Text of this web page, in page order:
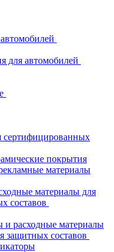
для автомобилей
покрытия
материалы
материалы для
составов
и расходные материалы
защитных составов